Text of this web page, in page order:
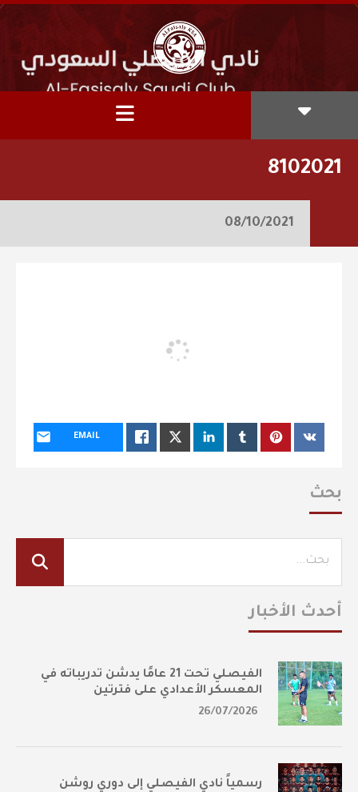
8102021
08/10/2021
EMAIL
بحث
أحدث الأخبار
الفيصلي تحت 21 عامًا يدشن تدريباته في
المعسكر الأعدادي على فترتين
26/07/2026
رسمياً نادي الفيصلي إلى دوري روشن